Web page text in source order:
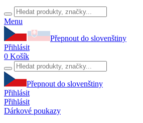
Menu
Přepnout do slovenštiny
Přihlásit
0 Košík
Přepnout do slovenštiny
Přihlásit
Přihlásit
Dárkové poukazy